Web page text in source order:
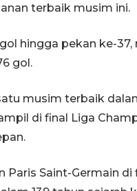
terbaik musim ini.
hingga pekan ke-
gol.
musim terbaik
di final Liga
Saint-Germain